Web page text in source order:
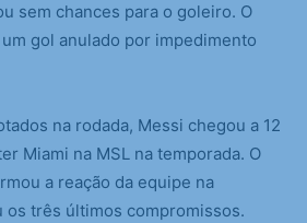
sem chances para o goleiro. O
gol anulado por impedimento
na rodada, Messi chegou a 12
Miami na MSL na temporada. O
a reação da equipe na
os três últimos compromissos.